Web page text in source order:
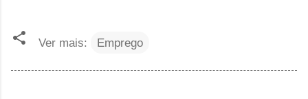
Ver mais: Emprego